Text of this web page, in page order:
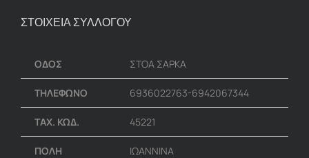
ΣΤΟΙΧΕΙΑ ΣΥΛΛΟΓΟΥ
ΟΔΟΣ ΣΤΟΑ ΣΑΡΚΑ
ΤΗΛΕΦΩΝΟ 6936022763-6942067344
ΤΑΧ. ΚΩΔ. 45221
ΠΟΛΗ ΙΩΑΝΝΙΝΑ